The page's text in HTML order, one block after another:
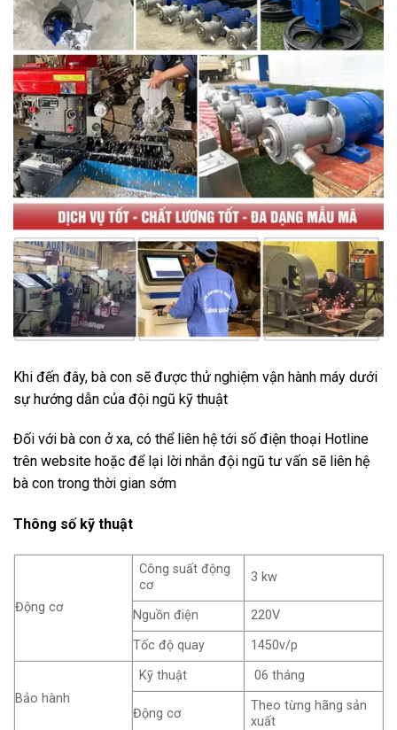
Khi đến đây, bà con sẽ được thử nghiệm vận hành máy dưới
sự hướng dẫn của đội ngũ kỹ thuật
Đối với bà con ở xa, có thể liên hệ tới số điện thoại Hotline
trên website hoặc để lại lời nhắn đội ngũ tư vấn sẽ liên hệ
bà con trong thời gian sớm
Thông số kỹ thuật
Động cơ
Công suất động
cơ
3 kw
Nguồn điện
220V
Tốc độ quay
1450v/p
Bảo hành
Kỹ thuật 06 tháng
Động cơ
Theo từng hãng sản
xuất